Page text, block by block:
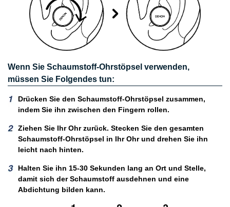
Wenn Sie Schaumstoff-Ohrstöpsel verwenden,
müssen Sie Folgendes tun:
Drücken Sie den Schaumstoff-Ohrstöpsel zusammen,
indem Sie ihn zwischen den Fingern rollen.
Ziehen Sie Ihr Ohr zurück. Stecken Sie den gesamten
Schaumstoff-Ohrstöpsel in Ihr Ohr und drehen Sie ihn
leicht nach hinten.
Halten Sie ihn 15-30 Sekunden lang an Ort und Stelle,
damit sich der Schaumstoff ausdehnen und eine
Abdichtung bilden kann.